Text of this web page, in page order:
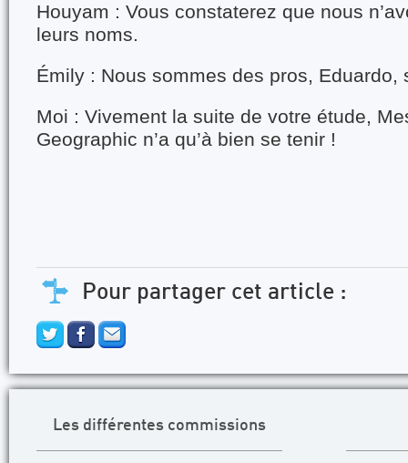
Houyam : Vous constaterez que nous
leurs noms.
Émily : Nous sommes des pros,
Moi : Vivement la suite de votre étude,
Geographic n’a qu’à bien se tenir !
Pour partager cet article :
Les différentes commissions